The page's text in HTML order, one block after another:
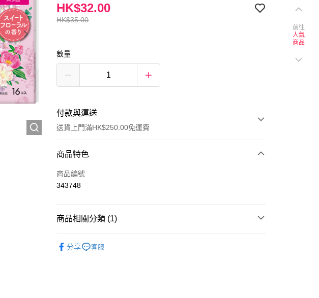
HK$35.00
HK$32.00
數量
付款與運送
送貨上門滿HK$250.00免運費
付款方式
信用卡
商品特色
商品編號
343748
商品相關分類 (1)
分享
客服
前往
人氣
商品